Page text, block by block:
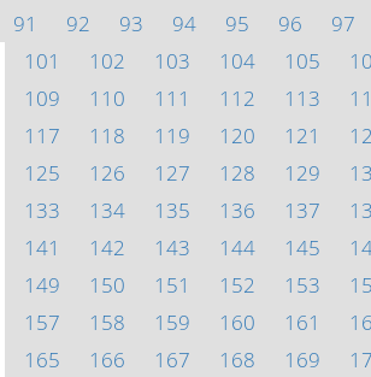
91
92 93 94 95 96 97
101
102 103 104 105
109
110 111 112 113
117
118 119 120 121
125
126 127 128 129
133
134 135 136 137
141
142 143 144 145
149
150 151 152 153
157
158 159 160 161
165
166 167 168 169